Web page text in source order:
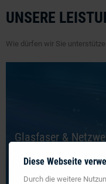
UNSERE
Wie dürfen wir Sie
Glasfaser &
Diese Webseite
Durch die weitere